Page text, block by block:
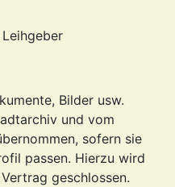
Bilder usw.
und vom
sofern sie
passen. Hierzu wird
geschlossen.